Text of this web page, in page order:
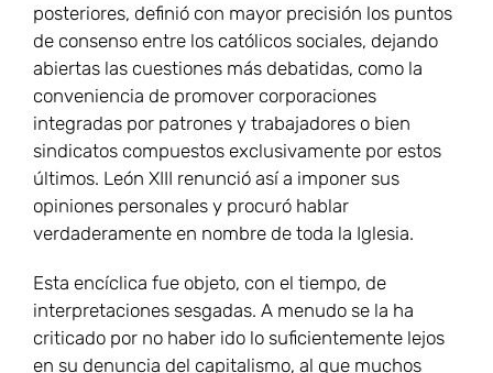
posteriores, definió con mayor precisión los puntos
de consenso entre los católicos sociales, dejando
abiertas las cuestiones más debatidas, como la
conveniencia de promover corporaciones
integradas por patrones y trabajadores o bien
sindicatos compuestos exclusivamente por estos
últimos. León XIII renunció así a imponer sus
opiniones personales y procuró hablar
verdaderamente en nombre de toda la Iglesia.
Esta encíclica fue objeto, con el tiempo, de
interpretaciones sesgadas. A menudo se la ha
criticado por no haber ido lo suficientemente lejos
en su denuncia del capitalismo, al que muchos